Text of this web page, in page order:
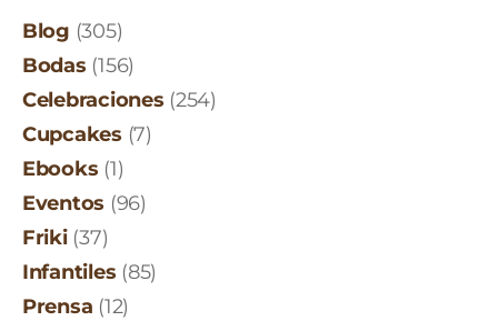
Blog (305)
Bodas (156)
Celebraciones (254)
Cupcakes (7)
Ebooks (1)
Eventos (96)
Friki(37)
Infantiles (85)
Prensa (12)